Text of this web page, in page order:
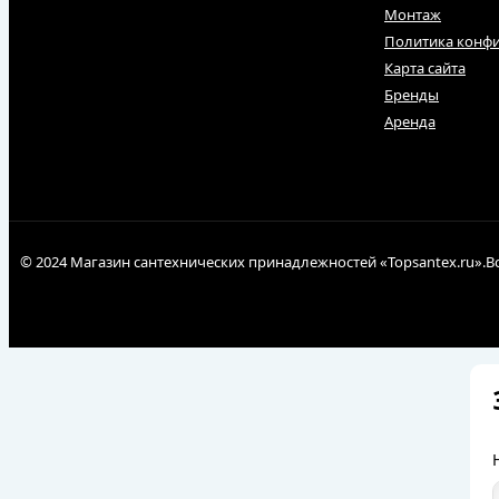
Монтаж
Политика
Карта сайта
Бренды
Аренда
© 2024 Магазин сантехнических принадлежностей